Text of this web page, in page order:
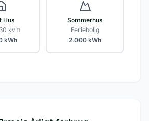
Hus
kvm
kWh
Sommerhus
Feriebolig
2.000kWh